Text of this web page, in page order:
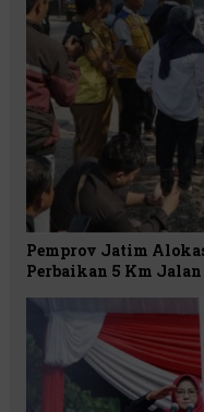
Pemprov Jatim
Perbaikan 5 Km